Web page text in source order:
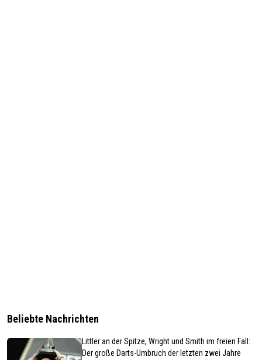
Beliebte Nachrichten
Littler an der Spitze, Wright und Smith im freien Fall:
Der große Darts-Umbruch der letzten zwei Jahre